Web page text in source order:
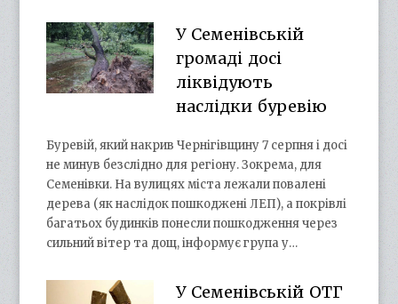
У Семенівській
громаді досі
ліквідують
наслідки буревію
Буревій, який накрив Чернігівщину 7 серпня і досі
не минув безслідно для регіону. Зокрема, для
Семенівки. На вулицях міста лежали повалені
дерева (як наслідок пошкоджені ЛЕП), а покрівлі
багатьох будинків понесли пошкодження через
сильний вітер та дощ, інформує група у…
У Семенівській ОТГ